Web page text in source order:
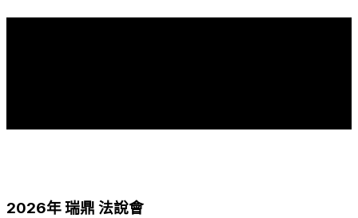
2026年瑞鼎 法說會